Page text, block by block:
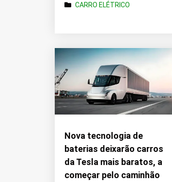
CARRO ELÉTRICO
Nova tecnologia de
baterias deixarão carros
da Tesla mais baratos, a
começar pelo caminhão